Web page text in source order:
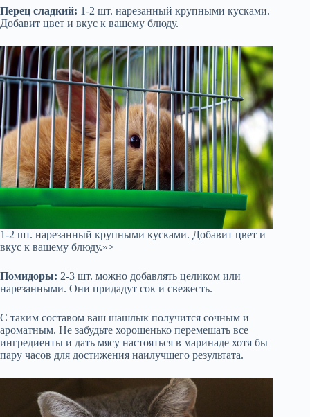
Перец сладкий: 1-2 шт. нарезанный крупными кусками.
Добавит цвет и вкус к вашему блюду.
1-2 шт. нарезанный крупными кусками. Добавит цвет и
вкус к вашему блюду.»>
Помидоры: 2-3 шт. можно добавлять целиком или
нарезанными. Они придадут сок и свежесть.
С таким составом ваш шашлык получится сочным и
ароматным. Не забудьте хорошенько перемешать все
ингредиенты и дать мясу настояться в маринаде хотя бы
пару часов для достижения наилучшего результата.